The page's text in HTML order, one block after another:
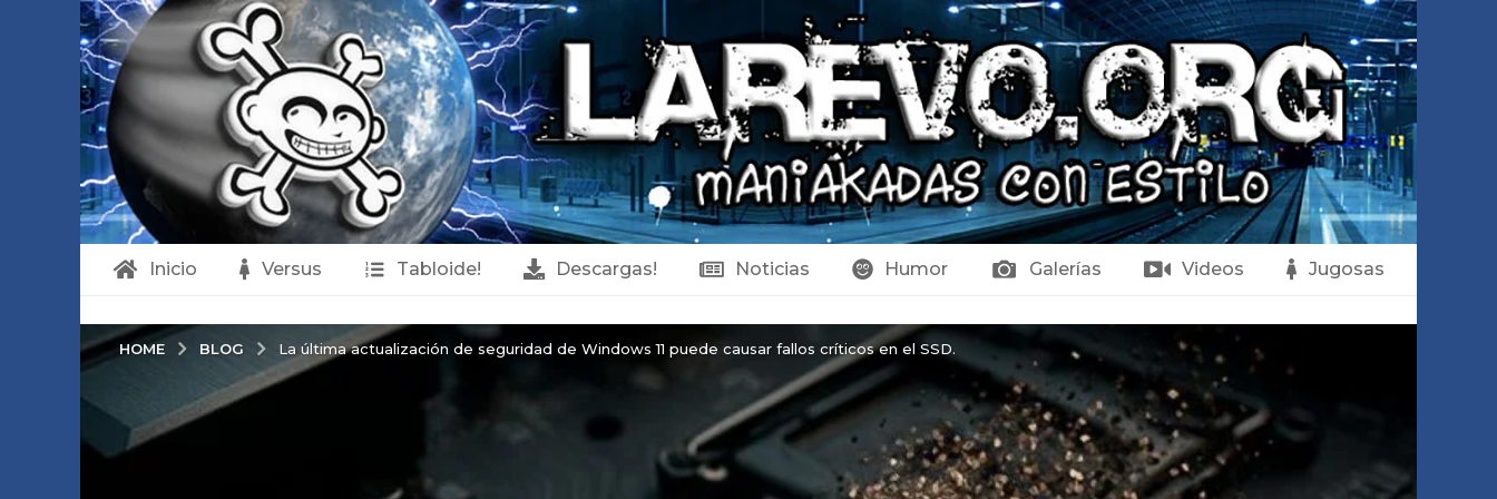
Inicio Versus Tabloide! Descargas! Noticias Humor Galerías Videos Jugosas
HOME BLOG La última actualización de seguridad de Windows 11 puede causar fallos críticos en el SSD.